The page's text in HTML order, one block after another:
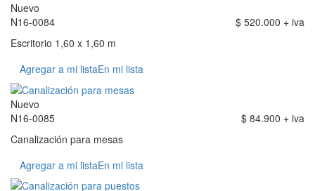
Nuevo
N16-0084
$ 520.000 + iva
Escritorio 1,60 x 1,60 m
Agregar a mi listaEn mi lista
Nuevo
N16-0085
$ 84.900 + iva
Canalización para mesas
Agregar a mi listaEn mi lista